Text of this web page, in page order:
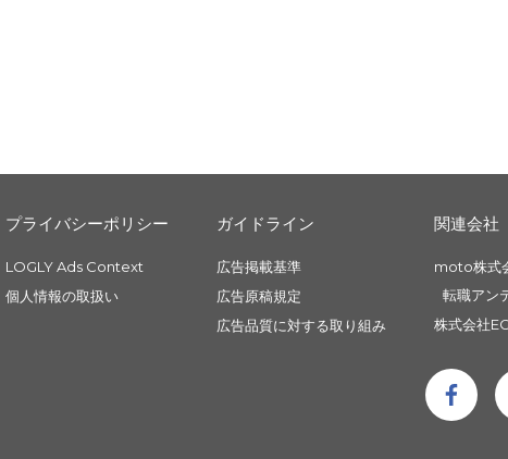
プライバシーポリシー
LOGLY Ads Context
個人情報の取扱い
ガイドライン
広告掲載基準
広告原稿規定
広告品質に対する取り組み
関連会社
moto株式
転職アン
株式会社